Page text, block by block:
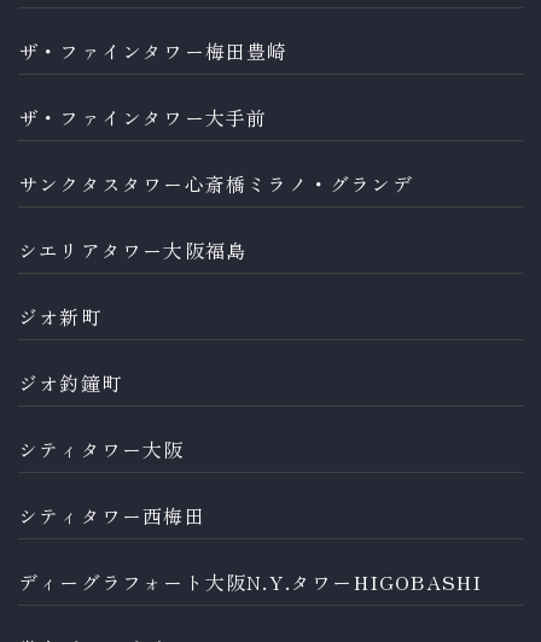
ザ・ファインタワー梅田豊崎
ザ・ファインタワー大手前
サンクタスタワー心斎橋ミラノ・グランデ
シエリアタワー大阪福島
ジオ新町
ジオ釣鐘町
シティタワー大阪
シティタワー西梅田
ディーグラフォート大阪N.Y.タワーHIGOBASHI